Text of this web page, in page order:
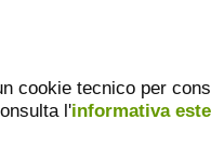
cookie tecnico per
l'informativa